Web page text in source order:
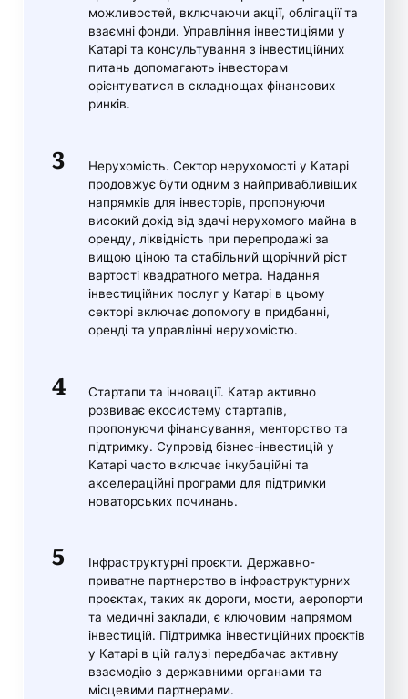
можливостей, включаючи акції, облігації та
взаємні фонди. Управління інвестиціями у
Катарі та консультування з інвестиційних
питань допомагають інвесторам
орієнтуватися в складнощах фінансових
ринків.
Нерухомість. Сектор нерухомості у Катарі
продовжує бути одним з найпривабливіших
напрямків для інвесторів, пропонуючи
високий дохід від здачі нерухомого майна в
оренду, ліквідність при перепродажі за
вищою ціною та стабільний щорічний ріст
вартості квадратного метра. Надання
інвестиційних послуг у Катарі в цьому
секторі включає допомогу в придбанні,
оренді та управлінні нерухомістю.
Стартапи та інновації. Катар активно
розвиває екосистему стартапів,
пропонуючи фінансування, менторство та
підтримку. Супровід бізнес-інвестицій у
Катарі часто включає інкубаційні та
акселераційні програми для підтримки
новаторських починань.
Інфраструктурні проєкти. Державно-
приватне партнерство в інфраструктурних
проєктах, таких як дороги, мости, аеропорти
та медичні заклади, є ключовим напрямом
інвестицій. Підтримка інвестиційних проєктів
у Катарі в цій галузі передбачає активну
взаємодію з державними органами та
місцевими партнерами.